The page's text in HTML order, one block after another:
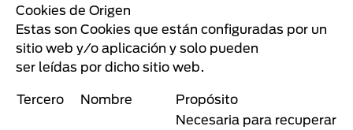
Cookies de Origen
Estas son Cookies que están configuradas por un
sitio web y/o aplicación y solo pueden
ser leídas por dicho sitio web.
Tercero Nombre Propósito
Necesaria para recuperar